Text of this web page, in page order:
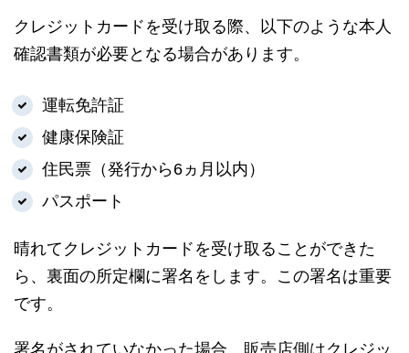
クレジットカードを受け取る際、以下のような本人
確認書類が必要となる場合があります。
運転免許証
健康保険証
住民票（発行から6ヵ月以内）
パスポート
晴れてクレジットカードを受け取ることができた
ら、裏面の所定欄に署名をします。この署名は重要
です。
署名がされていなかった場合、販売店側はクレジッ